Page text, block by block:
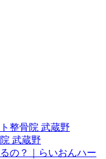
整骨院 武蔵野
武蔵野
の？｜らいおんハー